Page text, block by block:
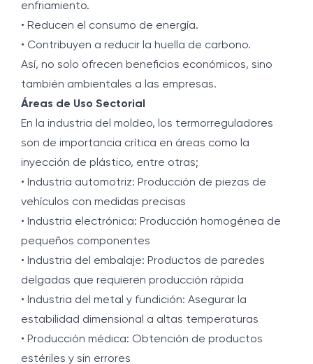
enfriamiento.
• Reducen el consumo de energía.
• Contribuyen a reducir la huella de carbono.
Así, no solo ofrecen beneficios económicos, sino
también ambientales a las empresas.
Áreas de Uso Sectorial
En la industria del moldeo, los termorreguladores
son de importancia crítica en áreas como la
inyección de plástico, entre otras;
• Industria automotriz: Producción de piezas de
vehículos con medidas precisas
• Industria electrónica: Producción homogénea de
pequeños componentes
• Industria del embalaje: Productos de paredes
delgadas que requieren producción rápida
• Industria del metal y fundición: Asegurar la
estabilidad dimensional a altas temperaturas
• Producción médica: Obtención de productos
estériles y sin errores